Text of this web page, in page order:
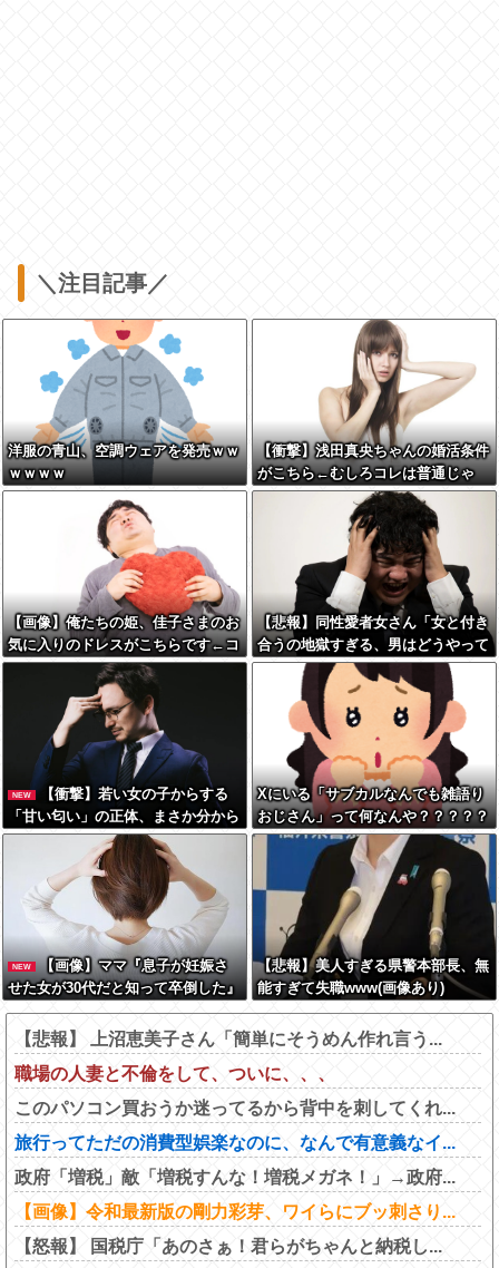
＼注目記事／
洋服の青山、空調ウェアを発売ｗｗ
ｗｗｗｗ
【衝撃】浅田真央ちゃんの婚活条件
がこちら←むしろコレは普通じゃ
ね？w w w w w w w w
【画像】俺たちの姫、佳子さまのお
気に入りのドレスがこちらです←コ
レは可愛過ぎるw w w w w w w w
【悲報】同性愛者女さん「女と付き
合うの地獄すぎる、男はどうやって
耐えてんの？」←コレは同意せざる
おえないと話題に
NEW
【衝撃】若い女の子からする
「甘い匂い」の正体、まさか分から
ないDTなんておらんよな？よな？w
w w w w w w w w w w
Xにいる「サブカルなんでも雑語り
おじさん」って何なんや？？？？？
NEW
【画像】ママ『息子が妊娠さ
せた女が30代だと知って卒倒した』
←これ
【悲報】美人すぎる県警本部長、無
能すぎて失職www(画像あり)
【悲報】 上沼恵美子さん「簡単にそうめん作れ言う...
職場の人妻と不倫をして、ついに、、、
このパソコン買おうか迷ってるから背中を刺してくれ...
旅行ってただの消費型娯楽なのに、なんで有意義なイ...
政府「増税」敵「増税すんな！増税メガネ！」→政府...
【画像】令和最新版の剛力彩芽、ワイらにブッ刺さり...
【怒報】 国税庁「あのさぁ！君らがちゃんと納税し...